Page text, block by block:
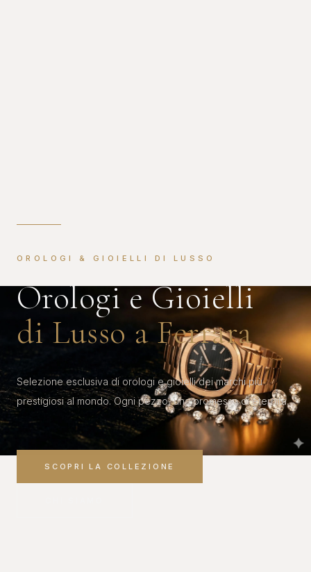
OROLOGI & GIOIELLI DI LUSSO
Orologi e Gioielli
di Lusso a Ferrara
Selezione esclusiva di orologi e gioielli dei marchi più
prestigiosi al mondo. Ogni pezzo, una promessa di eternità.
SCOPRI LA COLLEZIONE